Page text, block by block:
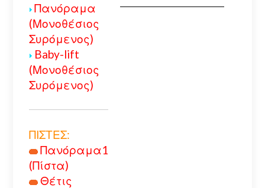
Πανόραμα
(Μονοθέσιος
Συρόμενος)
Baby-lift
(Μονοθέσιος
Συρόμενος)
ΠΙΣΤΕΣ:
Πανόραμα1
(Πίστα)
Θέτις